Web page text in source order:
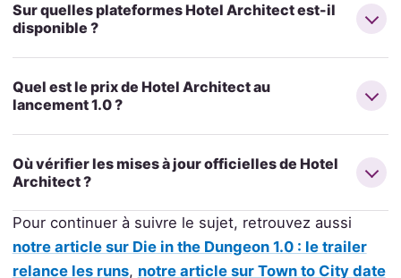
Sur quelles plateformes Hotel Architect est-il
disponible ?
Quel est le prix de Hotel Architect au
lancement 1.0 ?
Où vérifier les mises à jour officielles de Hotel
Architect ?
Pour continuer à suivre le sujet, retrouvez aussi
notre article sur Die in the Dungeon 1.0 : le trailer
relance les runs, notre article sur Town to City date